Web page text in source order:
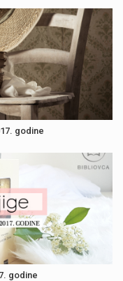
godine
godine